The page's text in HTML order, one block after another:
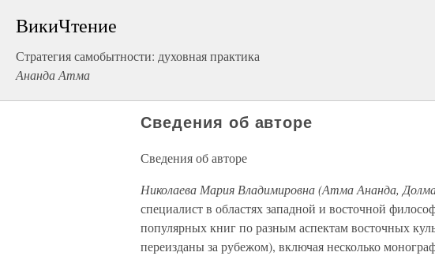
ВикиЧтение
Стратегия самобытности: духовная практика
Ананда Атма
Сведения об авторе
Сведения об авторе
Николаева Мария Владимировна (Атма Ананда,
специалист в областях западной и восточной
популярных книг по разным аспектам восточных
переизданы за рубежом), включая несколько